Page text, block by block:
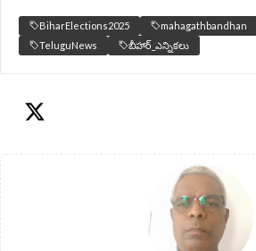
BiharElections2025 mahagathbandhan
TeluguNews
బీహార్_ఎన్నికలు